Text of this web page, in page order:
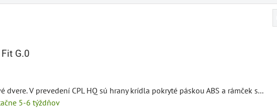
Fit G.0
dvere. V prevedení CPL HQ sú hrany krídla pokryté páskou ABS a rámček s...
5-6 týždňov